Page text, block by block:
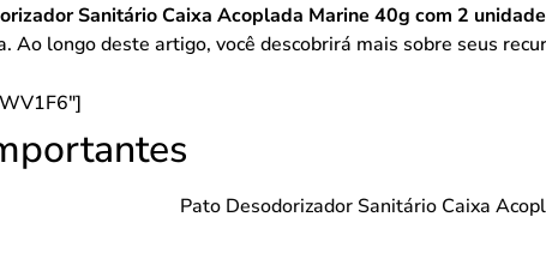
Sanitário Caixa Acoplada Marine 40g com 2
Ao longo deste artigo, você descobrirá mais sobre seus